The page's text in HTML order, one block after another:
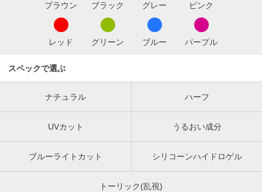
ブラウン ブラック グレー ピンク
レッド グリーン ブルー パープル
スペックで選ぶ
ナチュラル ハーフ
UVカット うるおい成分
ブルーライトカット シリコーンハイドロゲル
トーリック(乱視)